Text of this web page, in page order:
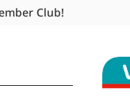
Club!
hàng từ 249,000Đ
dụng khu vực TP. Hồ